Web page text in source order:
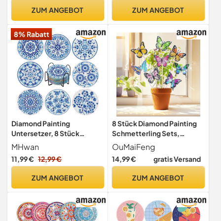
60 Blatt
ZUM ANGEBOT
Entspannung und Als
ZUM ANGEBOT
8% Rabatt
Diamond Painting
Untersetzer, 8 Stück
Diamond Painting Set für
Erwachsene
MHwan
11,99 € 12,99 €
ZUM ANGEBOT
8 Stück Diamond Painting
Schmetterling Sets,
Diamond Painting Kinder
Erwachsene
Gartendekoration für
Deko, Basteln für Kinder
Für Mama Und Mädchen
OuMaiFeng
14,99 € gratis Versand
ZUM ANGEBOT